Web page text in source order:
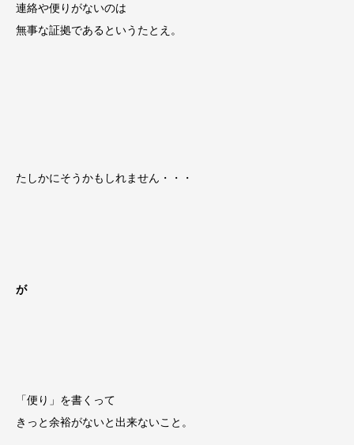
連絡や便りがないのは
無事な証拠であるというたとえ。
たしかにそうかもしれません・・・
が
「便り」を書くって
きっと余裕がないと出来ないこと。